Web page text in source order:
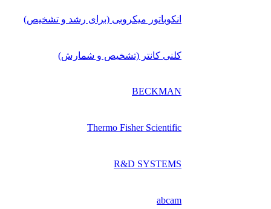
انکوباتور میکروبی (برای رشد و تشخیص)
کلنی کانتر (تشخیص و شمارش)
BECKMAN
Thermo Fisher Scientific
R&D SYSTEMS
abcam